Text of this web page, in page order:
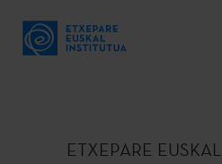
ETXEPARE